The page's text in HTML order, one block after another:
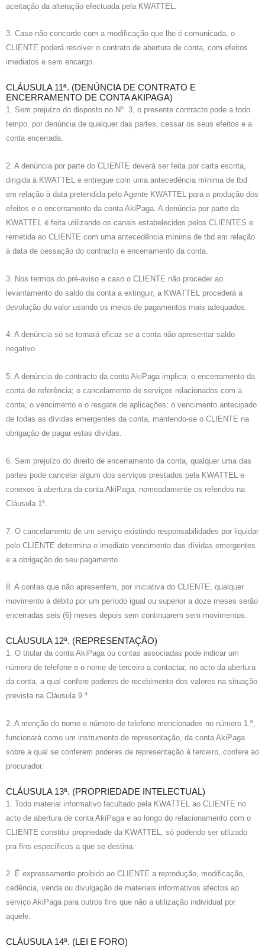
aceitação da alteração efectuada pela KWATTEL.
3. Caso não concorde com a modificação que lhe é comunicada, o
CLIENTE poderá resolver o contrato de abertura de conta, com efeitos
imediatos e sem encargo.
CLÁUSULA 11ª. (DENÚNCIA DE CONTRATO E
ENCERRAMENTO DE CONTA AKIPAGA)
1. Sem prejuízo do disposto no Nº. 3, o presente contracto pode a todo
tempo, por denúncia de qualquer das partes, cessar os seus efeitos e a
conta encerrada.
2. A denúncia por parte do CLIENTE deverá ser feita por carta escrita,
dirigida à KWATTEL e entregue com uma antecedência mínima de tbd
em relação à data pretendida pelo Agente KWATTEL para a produção dos
efeitos e o encerramento da conta AkiPaga. A denúncia por parte da
KWATTEL é feita utilizando os canais estabelecidos pelos CLIENTES e
remetida ao CLIENTE com uma antecedência mínima de tbd em relação
à data de cessação do contracto e encerramento da conta.
3. Nos termos do pré-aviso e caso o CLIENTE não proceder ao
levantamento do saldo da conta a extinguir, a KWATTEL procederá a
devolução do valor usando os meios de pagamentos mais adequados.
4. A denúncia só se tornará eficaz se a conta não apresentar saldo
negativo.
5. A denúncia do contracto da conta AkiPaga implica: o encerramento da
conta de referência; o cancelamento de serviços relacionados com a
conta; o vencimento e o resgate de aplicações; o vencimento antecipado
de todas as dívidas emergentes da conta, mantendo-se o CLIENTE na
obrigação de pagar estas dívidas.
6. Sem prejuízo do direito de encerramento da conta, qualquer uma das
partes pode cancelar algum dos serviços prestados pela KWATTEL e
conexos à abertura da conta AkiPaga, nomeadamente os referidos na
Cláusula 1ª.
7. O cancelamento de um serviço existindo responsabilidades por liquidar
pelo CLIENTE determina o imediato vencimento das dívidas emergentes
e a obrigação do seu pagamento.
8. A contas que não apresentem, por iniciativa do CLIENTE, qualquer
movimento à débito por um período igual ou superior a doze meses serão
encerradas seis (6) meses depois sem continuarem sem movimentos.
CLÁUSULA 12ª. (REPRESENTAÇÃO)
1. O titular da conta AkiPaga ou contas associadas pode indicar um
número de telefone e o nome de terceiro a contactar, no acto da abertura
da conta, a qual confere poderes de recebimento dos valores na situação
prevista na Cláusula 9.ª
2. A menção do nome e número de telefone mencionados no número 1.º,
funcionará como um instrumento de representação, da conta AkiPaga
sobre a qual se conferem poderes de representação à terceiro, confere ao
procurador.
CLÁUSULA 13ª. (PROPRIEDADE INTELECTUAL)
1. Todo material informativo facultado pela KWATTEL ao CLIENTE no
acto de abertura de conta AkiPaga e ao longo do relacionamento com o
CLIENTE constitui propriedade da KWATTEL, só podendo ser utlizado
pra fins específicos a que se destina.
2. É expressamente proibido ao CLIENTE a reprodução, modificação,
cedência, venda ou divulgação de materiais informativos afectos ao
serviço AkiPaga para outros fins que não a utilização individual por
aquele.
CLÁUSULA 14ª. (LEI E FORO)